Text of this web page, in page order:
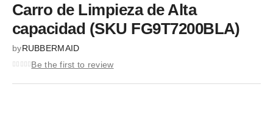
Carro de Limpieza de Alta
capacidad (SKU FG9T7200BLA)
byRUBBERMAID
Be the first to review